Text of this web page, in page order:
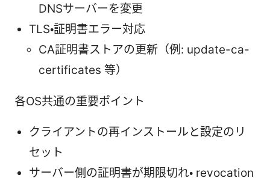
DNSサーバーを変更
TLS・証明書エラー対応
CA証明書ストアの更新（例: update-ca-
certificates 等）
各OS共通の重要ポイント
クライアントの再インストールと設定のリ
セット
サーバー側の証明書が期限切れ・ revocation